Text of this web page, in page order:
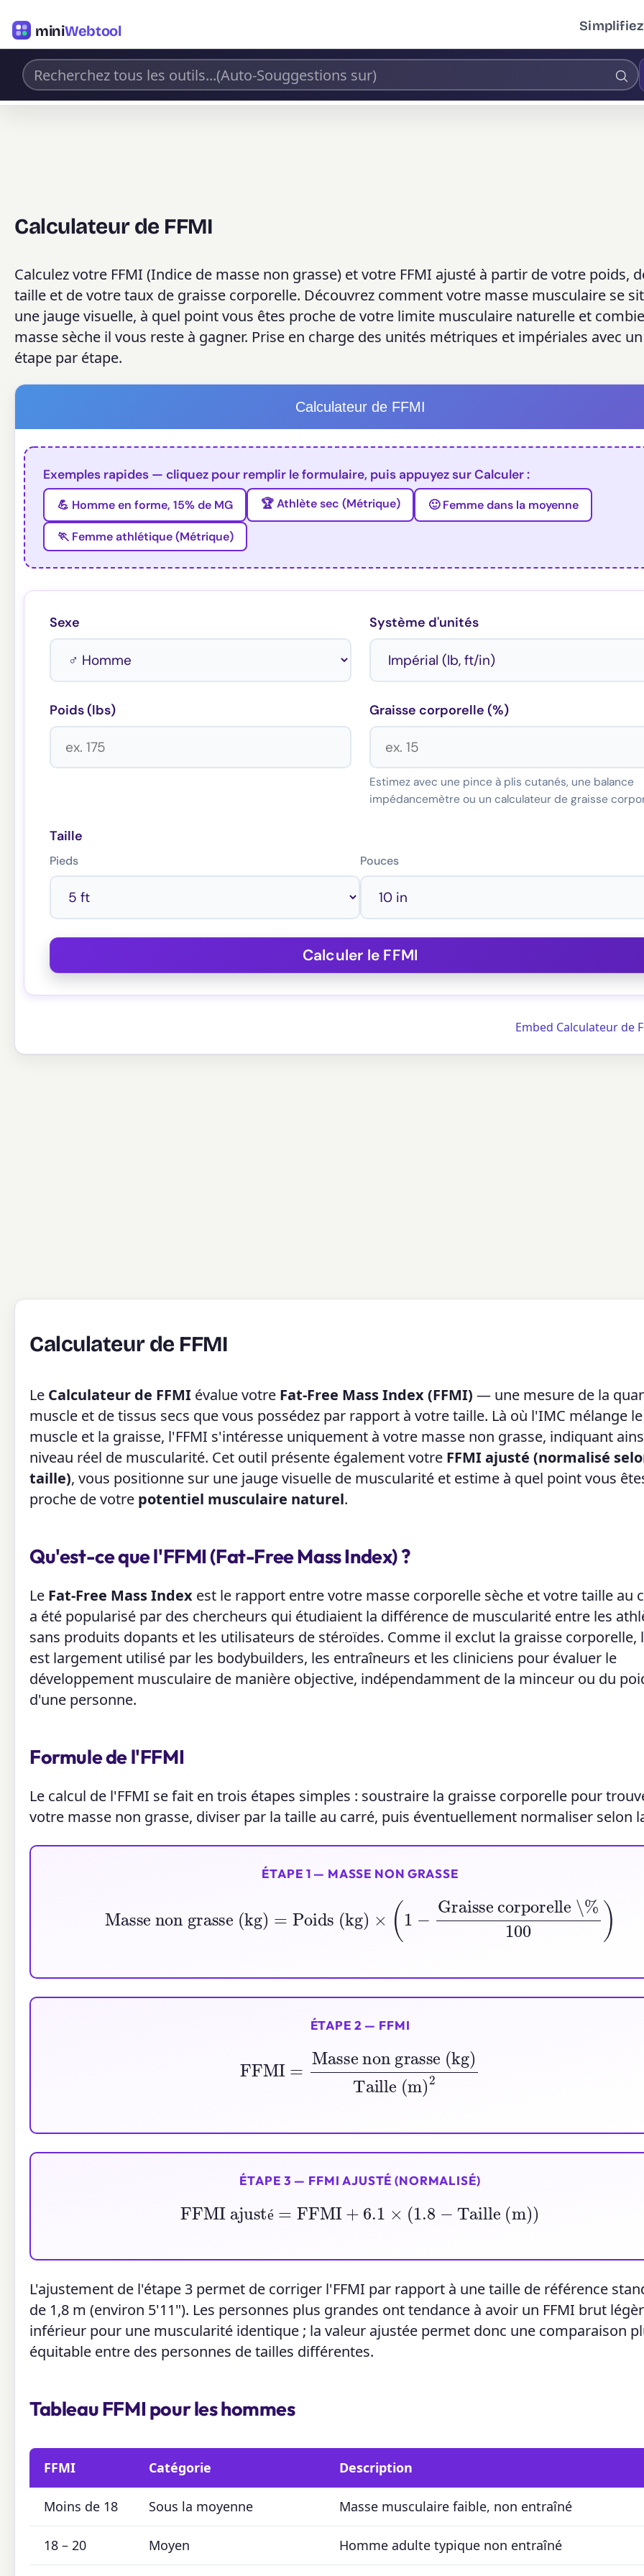
miniWebtool
Calculateur de FFMI
Calculez votre FFMI (Indice de masse non grasse) et votre FFMI ajusté à partir de votre poids,
taille et de votre taux de graisse corporelle. Découvrez comment votre masse musculaire se
une jauge visuelle, à quel point vous êtes proche de votre limite musculaire naturelle et
masse sèche il vous reste à gagner. Prise en charge des unités métriques et impériales avec
étape par étape.
Calculateur de FFMI
Exemples rapides — cliquez pour remplir le formulaire, puis appuyez sur Calculer :
💪 Homme en forme, 15% de MG 🏆 Athlète sec (Métrique) 🙂 Femme dans la moyenne
🏃 Femme athlétique (Métrique)
Sexe Système d'unités
Poids (lbs) Graisse corporelle (%)
Estimez avec une pince à plis cutanés, une balance
impédancemètre ou un calculateur de graisse
Taille
Pieds Pouces
Embed Calculateur de
Calculateur de FFMI
Le Calculateur de FFMI évalue votre Fat-Free Mass Index (FFMI) — une mesure de la
muscle et de tissus secs que vous possédez par rapport à votre taille. Là où l'IMC mélange le
muscle et la graisse, l'FFMI s'intéresse uniquement à votre masse non grasse, indiquant
niveau réel de muscularité. Cet outil présente également votre FFMI ajusté (normalisé
taille), vous positionne sur une jauge visuelle de muscularité et estime à quel point vous
proche de votre potentiel musculaire naturel.
Qu'est-ce que l'FFMI (Fat-Free Mass Index) ?
Le Fat-Free Mass Index est le rapport entre votre masse corporelle sèche et votre taille au
a été popularisé par des chercheurs qui étudiaient la différence de muscularité entre les
sans produits dopants et les utilisateurs de stéroïdes. Comme il exclut la graisse corporelle,
est largement utilisé par les bodybuilders, les entraîneurs et les cliniciens pour évaluer le
développement musculaire de manière objective, indépendamment de la minceur ou du
d'une personne.
Formule de l'FFMI
Le calcul de l'FFMI se fait en trois étapes simples : soustraire la graisse corporelle pour
votre masse non grasse, diviser par la taille au carré, puis éventuellement normaliser selon
ÉTAPE 1 — MASSE NON GRASSE
1− Graisse corporelle \% 100
ÉTAPE 2 — FFMI
Masse non grasse (kg)Taille (m)
ÉTAPE 3 — FFMI AJUSTÉ (NORMALISÉ)
é
FFMI ajusté=FFMI + 6.1 ×( 1.8 − Taille (m))
L'ajustement de l'étape 3 permet de corriger l'FFMI par rapport à une taille de référence
de 1,8 m (environ 5'11"). Les personnes plus grandes ont tendance à avoir un FFMI brut
inférieur pour une muscularité identique ; la valeur ajustée permet donc une comparaison
équitable entre des personnes de tailles différentes.
Tableau FFMI pour les hommes
FFMI Catégorie Description
Moins de 18 Sous la moyenne Masse musculaire faible, non entraîné
18 – 20 Moyen Homme adulte typique non entraîné